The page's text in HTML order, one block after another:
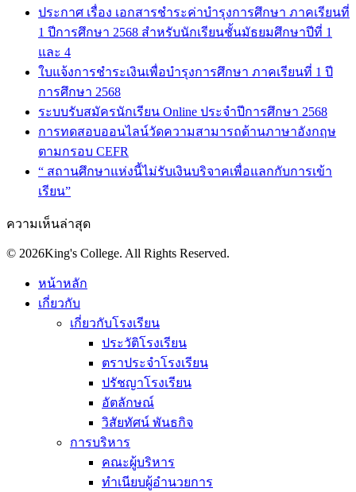
ประกาศ เรื่อง เอกสารชำระค่าบำรุงการศึกษา ภาคเรียนที่
1 ปีการศึกษา 2568 สำหรับนักเรียนชั้นมัธยมศึกษาปีที่ 1
และ 4
ใบแจ้งการชำระเงินเพื่อบำรุงการศึกษา ภาคเรียนที่ 1 ปี
การศึกษา 2568
ระบบรับสมัครนักเรียน Online ประจำปีการศึกษา 2568
การทดสอบออนไลน์วัดความสามารถด้านภาษาอังกฤษ
ตามกรอบ CEFR
“ สถานศึกษาแห่งนี้ไม่รับเงินบริจาคเพื่อแลกกับการเข้า
เรียน”
ความเห็นล่าสุด
© 2026King's College. All Rights Reserved.
หน้าหลัก
เกี่ยวกับ
เกี่ยวกับโรงเรียน
ประวัติโรงเรียน
ตราประจำโรงเรียน
ปรัชญาโรงเรียน
อัตลักษณ์
วิสัยทัศน์ พันธกิจ
การบริหาร
คณะผู้บริหาร
ทำเนียบผู้อำนวยการ